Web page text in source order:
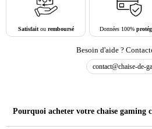
Satisfaitou remboursé Données 100%
Besoin d'aide ?
contact@chaise-de-
Pourquoi acheter votre chaise gaming